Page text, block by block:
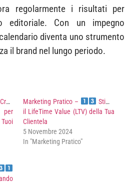
regolarmente i risultati per
editoriale. Con un impegno
diventa uno strumento
il brand nel lungo periodo.
Crea
per
Marketing Pratico –
Stima
il LifeTime Value (LTV) della Tua
Clientela
5 Novembre 2024
In "Marketing Pratico"